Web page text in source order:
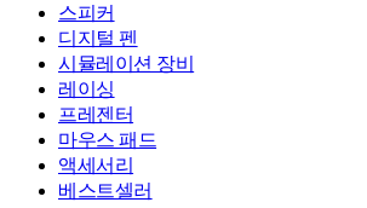
스피커
디지털 펜
시뮬레이션 장비
레이싱
프레젠터
마우스 패드
액세서리
베스트셀러